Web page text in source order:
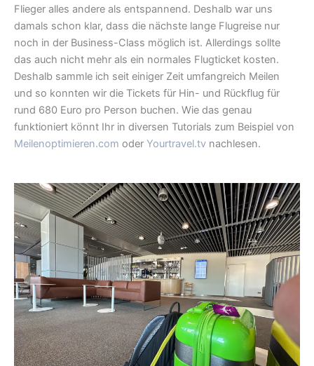
Flieger alles andere als entspannend. Deshalb war uns
damals schon klar, dass die nächste lange Flugreise nur
noch in der Business-Class möglich ist. Allerdings sollte
das auch nicht mehr als ein normales Flugticket kosten.
Deshalb sammle ich seit einiger Zeit umfangreich Meilen
und so konnten wir die Tickets für Hin- und Rückflug für
rund 680 Euro pro Person buchen. Wie das genau
funktioniert könnt Ihr in diversen Tutorials zum Beispiel von
Meilenoptimieren.com oder Yourtravel.tv nachlesen.